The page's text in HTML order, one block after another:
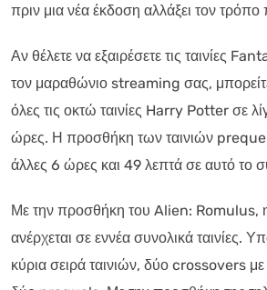
πριν μια νέα έκδοση αλλάξει τον τρόπο
Αν θέλετε να εξαιρέσετε τις ταινίες
τον μαραθώνιο streaming σας,
όλες τις οκτώ ταινίες Harry Potter σε
ώρες. Η προσθήκη των ταινιών
άλλες 6 ώρες και 49 λεπτά σε αυτό το
Με την προσθήκη του Alien: Romulus,
ανέρχεται σε εννέα συνολικά ταινίες.
κύρια σειρά ταινιών, δύο crossovers